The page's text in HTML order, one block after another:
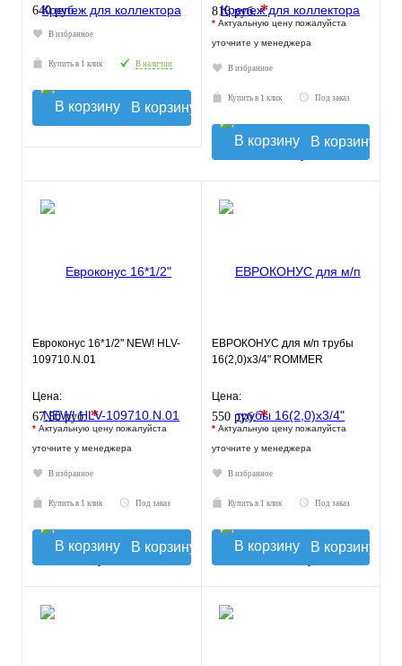
640 руб.
В избранное
Купить в 1 клик В наличии
В корзину
816 руб.*
* Актуальную цену пожалуйста
уточните у менеджера
В избранное
Купить в 1 клик Под заказ
В корзину
Евроконус 16*1/2" NEW! HLV-
109710.N.01
Цена:
67.50 руб.*
* Актуальную цену пожалуйста
уточните у менеджера
В избранное
Купить в 1 клик Под заказ
В корзину
ЕВРОКОНУС для м/п трубы
16(2,0)x3/4" ROMMER
Цена:
550 руб.*
* Актуальную цену пожалуйста
уточните у менеджера
В избранное
Купить в 1 клик Под заказ
В корзину